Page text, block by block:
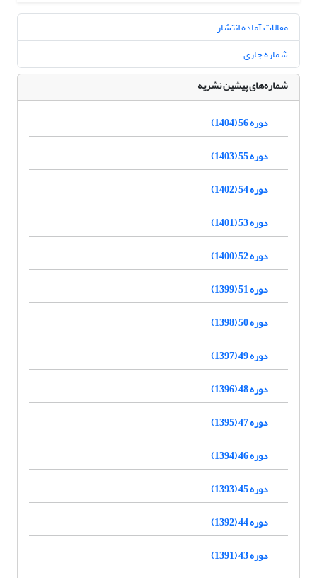
مقالات آماده انتشار
شماره جاری
شماره‌های پیشین نشریه
دوره 56 (1404)
دوره 55 (1403)
دوره 54 (1402)
دوره 53 (1401)
دوره 52 (1400)
دوره 51 (1399)
دوره 50 (1398)
دوره 49 (1397)
دوره 48 (1396)
دوره 47 (1395)
دوره 46 (1394)
دوره 45 (1393)
دوره 44 (1392)
دوره 43 (1391)